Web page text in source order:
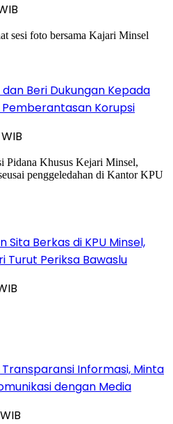
dan Beri Dukungan Kepada
Korupsi
Sita Berkas di KPU Minsel,
Turut Periksa Bawaslu
Transparansi Informasi, Minta
dengan Media